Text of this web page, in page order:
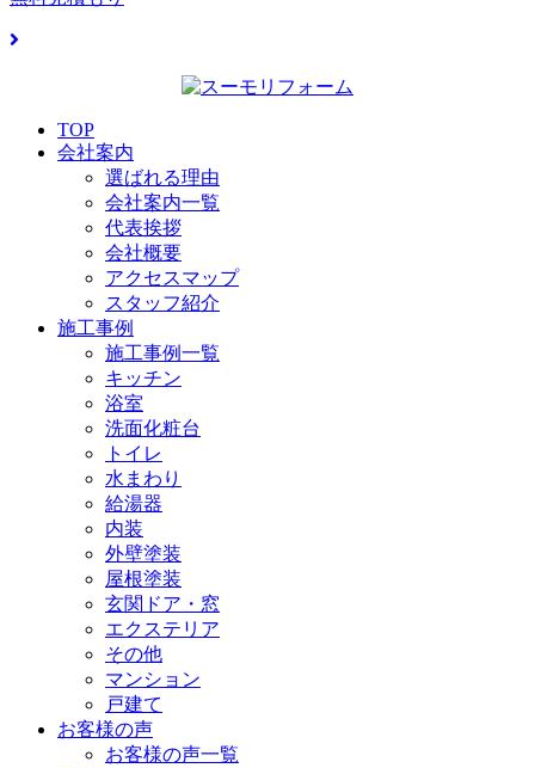
TOP
会社案内
選ばれる理由
会社案内一覧
代表挨拶
会社概要
アクセスマップ
スタッフ紹介
施工事例
施工事例一覧
キッチン
浴室
洗面化粧台
トイレ
水まわり
給湯器
内装
外壁塗装
屋根塗装
玄関ドア・窓
エクステリア
その他
マンション
戸建て
お客様の声
お客様の声一覧